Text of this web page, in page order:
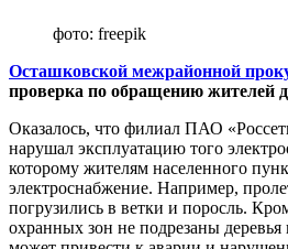
фото: freepik
Осташковской межрайонной
проверка по обращению жителей
Оказалось, что филиал ПАО
нарушал эксплуатацию того
которому жителям населенного
электроснабжение. Например,
погрузились в ветки и поросль.
охранных зон не подрезаны